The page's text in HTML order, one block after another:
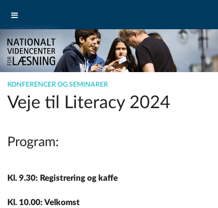
KONFERENCER OG SEMINARER
Veje til Literacy 2024
Program:
Kl. 9.30: Registrering og kaffe
Kl. 10.00: Velkomst